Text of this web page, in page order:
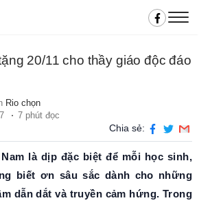
20/11 cho thầy giáo độc đáo
Rio chọn
7 phút đọc
Chia sẻ:
là dịp đặc biệt để mỗi học sinh,
biết ơn sâu sắc dành cho những
dẫn dắt và truyền cảm hứng. Trong